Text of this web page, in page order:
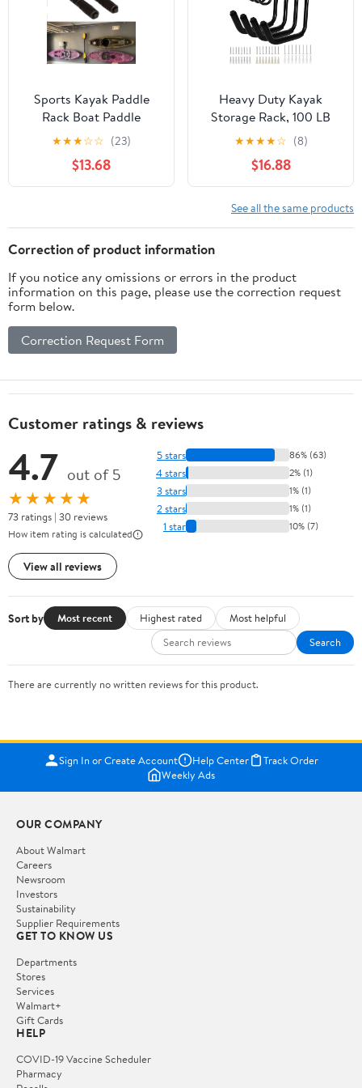
Sports Kayak Paddle
Rack Boat Paddle
Storage Rack Wall
Mount Accessories
Holder Organizer
Paddle Accessories for
Kayak Paddles Oar
Hangers for
Garage（1pcs）
★★★☆☆ (23)
$13.68
Heavy Duty Kayak
Storage Rack, 100 LB
(15") Wall Mount Hooks
for Hanging
Indoor/Outdoor, 8 Pack
Large Garage Hooks for
Ladder Kayaks
Surfboards, Black
★★★★☆ (8)
$16.88
See all the same products
Correction of product information
If you notice any omissions or errors in the product
information on this page, please use the correction request
form below.
Correction Request Form
Customer ratings & reviews
4.7 out of 5
★★★★★
73 ratings | 30 reviews
How item rating is calculated
View all reviews
5 stars 86% (63)
4 stars 2% (1)
3 stars 1% (1)
2 stars 1% (1)
1 star 10% (7)
Sort by Most recent Highest rated
Most helpful
Search
There are currently no written reviews for this product.
Sign In or Create Account Help Center
Track Order
Weekly Ads
OUR COMPANY
About Walmart
Careers
Newsroom
Investors
Sustainability
Supplier Requirements
GET TO KNOW US
Departments
Stores
Services
Walmart+
Gift Cards
HELP
COVID-19 Vaccine Scheduler
Pharmacy